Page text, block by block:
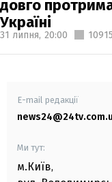
довго
Україні
31 липня, 20:00 10915
E-mail редакції
Ми тут:
м.Київ,